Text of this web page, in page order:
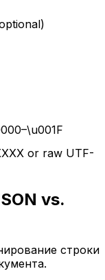
or raw UTF-
vs.
строки